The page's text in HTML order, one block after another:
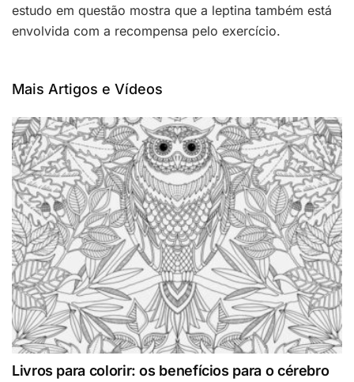
estudo em questão mostra que a leptina também está
envolvida com a recompensa pelo exercício.
Mais Artigos e Vídeos
Livros para colorir: os benefícios para o cérebro